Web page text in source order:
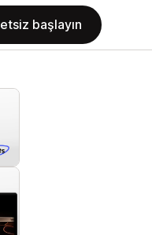
başlayın